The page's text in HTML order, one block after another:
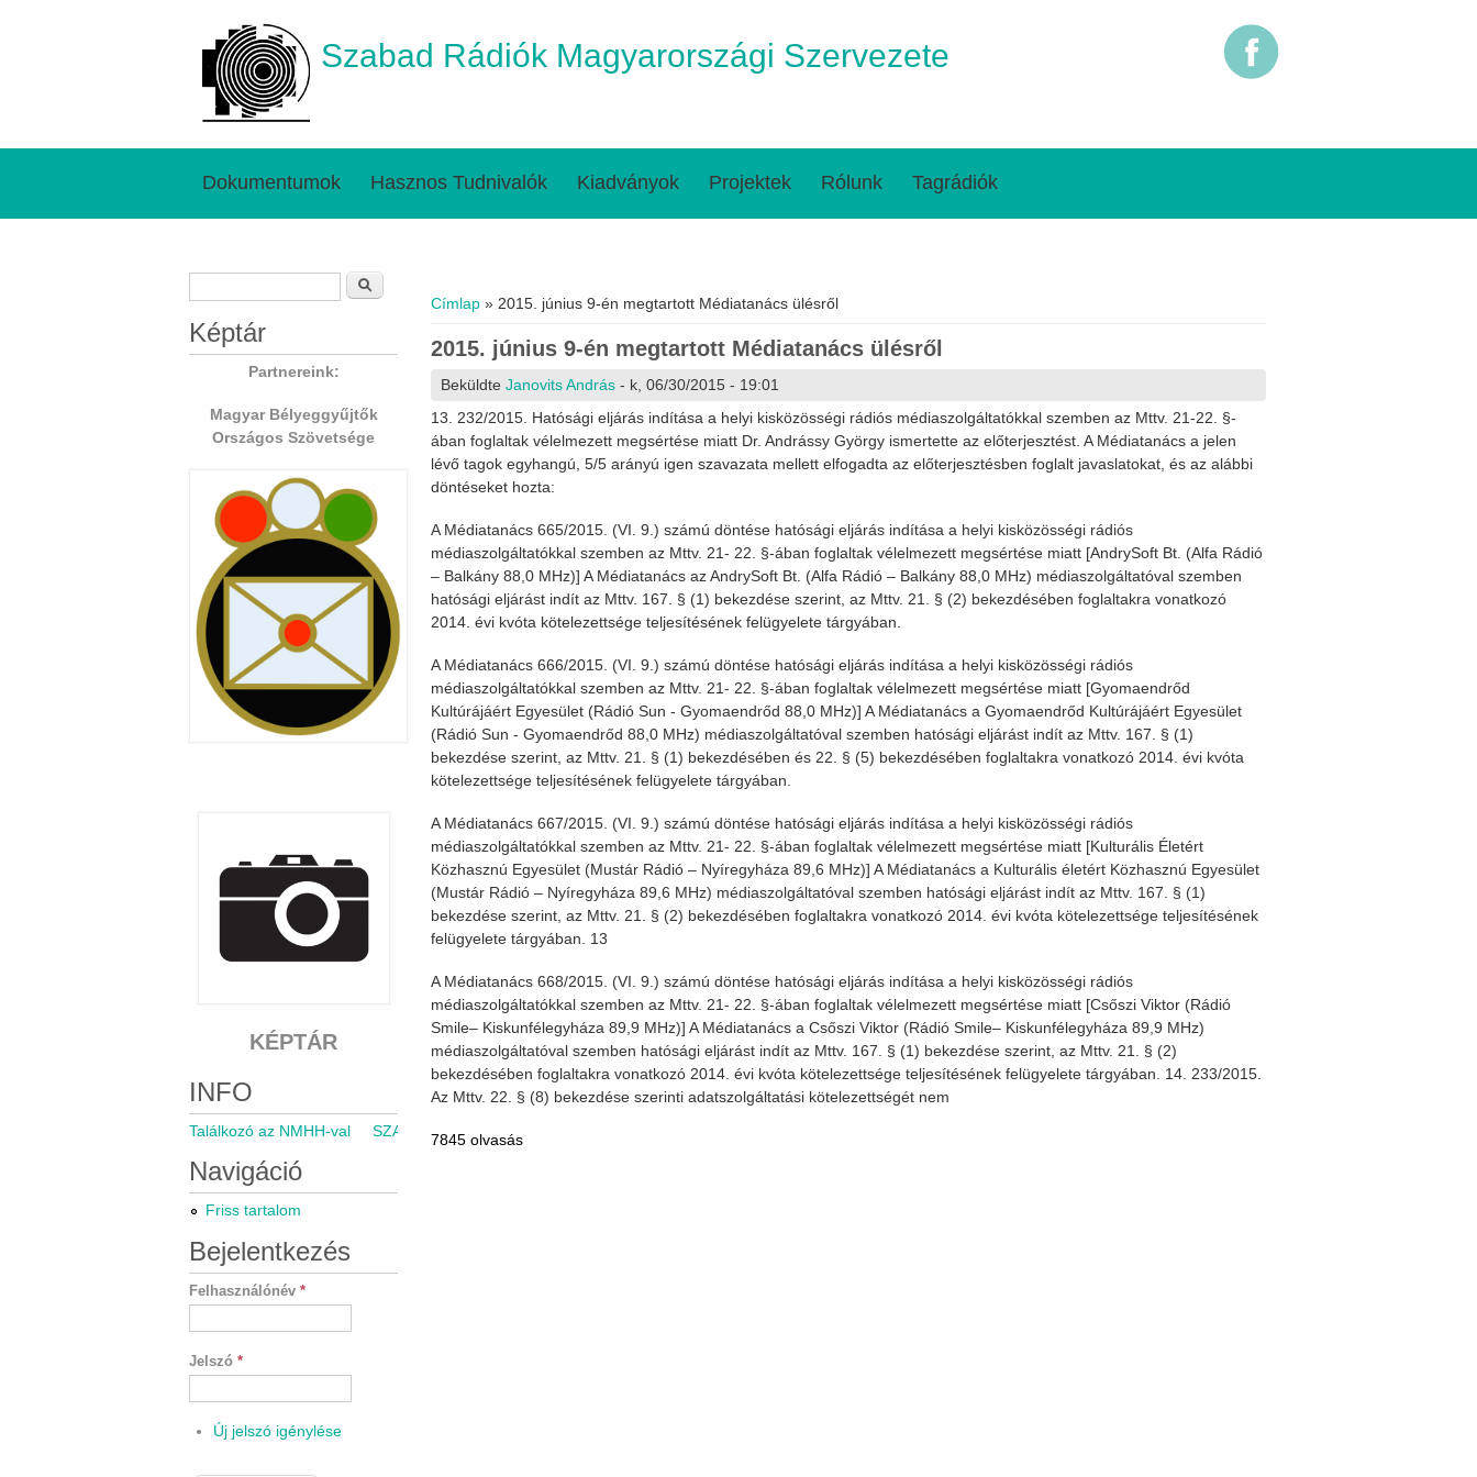
Szabad Rádiók Magyarországi Szervezete
Dokumentumok Hasznos Tudnivalók Kiadványok Projektek Rólunk Tagrádiók
Címlap » 2015. június 9-én megtartott Médiatanács ülésről
2015. június 9-én megtartott Médiatanács ülésről
Beküldte Janovits András - k, 06/30/2015 - 19:01
13. 232/2015. Hatósági eljárás indítása a helyi kisközösségi rádiós médiaszolgáltatókkal szemben az Mttv. 21-22. §-
ában foglaltak vélelmezett megsértése miatt Dr. Andrássy György ismertette az előterjesztést. A Médiatanács a jelen
lévő tagok egyhangú, 5/5 arányú igen szavazata mellett elfogadta az előterjesztésben foglalt javaslatokat, és az alábbi
döntéseket hozta:
A Médiatanács 665/2015. (VI. 9.) számú döntése hatósági eljárás indítása a helyi kisközösségi rádiós
médiaszolgáltatókkal szemben az Mttv. 21- 22. §-ában foglaltak vélelmezett megsértése miatt [AndrySoft Bt. (Alfa Rádió
– Balkány 88,0 MHz)] A Médiatanács az AndrySoft Bt. (Alfa Rádió – Balkány 88,0 MHz) médiaszolgáltatóval szemben
hatósági eljárást indít az Mttv. 167. § (1) bekezdése szerint, az Mttv. 21. § (2) bekezdésében foglaltakra vonatkozó
2014. évi kvóta kötelezettsége teljesítésének felügyelete tárgyában.
A Médiatanács 666/2015. (VI. 9.) számú döntése hatósági eljárás indítása a helyi kisközösségi rádiós
médiaszolgáltatókkal szemben az Mttv. 21- 22. §-ában foglaltak vélelmezett megsértése miatt [Gyomaendrőd
Kultúrájáért Egyesület (Rádió Sun - Gyomaendrőd 88,0 MHz)] A Médiatanács a Gyomaendrőd Kultúrájáért Egyesület
(Rádió Sun - Gyomaendrőd 88,0 MHz) médiaszolgáltatóval szemben hatósági eljárást indít az Mttv. 167. § (1)
bekezdése szerint, az Mttv. 21. § (1) bekezdésében és 22. § (5) bekezdésében foglaltakra vonatkozó 2014. évi kvóta
kötelezettsége teljesítésének felügyelete tárgyában.
A Médiatanács 667/2015. (VI. 9.) számú döntése hatósági eljárás indítása a helyi kisközösségi rádiós
médiaszolgáltatókkal szemben az Mttv. 21- 22. §-ában foglaltak vélelmezett megsértése miatt [Kulturális Életért
Közhasznú Egyesület (Mustár Rádió – Nyíregyháza 89,6 MHz)] A Médiatanács a Kulturális életért Közhasznú Egyesület
(Mustár Rádió – Nyíregyháza 89,6 MHz) médiaszolgáltatóval szemben hatósági eljárást indít az Mttv. 167. § (1)
bekezdése szerint, az Mttv. 21. § (2) bekezdésében foglaltakra vonatkozó 2014. évi kvóta kötelezettsége teljesítésének
felügyelete tárgyában. 13
A Médiatanács 668/2015. (VI. 9.) számú döntése hatósági eljárás indítása a helyi kisközösségi rádiós
médiaszolgáltatókkal szemben az Mttv. 21- 22. §-ában foglaltak vélelmezett megsértése miatt [Csőszi Viktor (Rádió
Smile– Kiskunfélegyháza 89,9 MHz)] A Médiatanács a Csőszi Viktor (Rádió Smile– Kiskunfélegyháza 89,9 MHz)
médiaszolgáltatóval szemben hatósági eljárást indít az Mttv. 167. § (1) bekezdése szerint, az Mttv. 21. § (2)
bekezdésében foglaltakra vonatkozó 2014. évi kvóta kötelezettsége teljesítésének felügyelete tárgyában. 14. 233/2015.
Az Mttv. 22. § (8) bekezdése szerinti adatszolgáltatási kötelezettségét nem
7845 olvasás
Keresés űrlap
Képtár
Partnereink:
Magyar Bélyeggyűjtők
Országos Szövetsége
KÉPTÁR
INFO
Találkozó az NMHH-val SZARÁMA közgyűlés 2021.11.05.
Navigáció
Friss tartalom
Bejelentkezés
Felhasználónév *
Jelszó *
Új jelszó igénylése